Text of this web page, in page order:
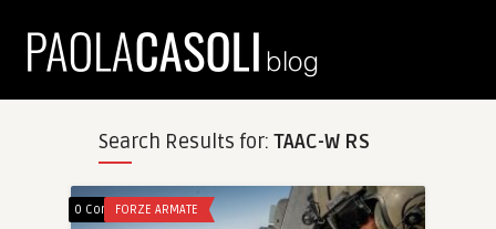
Search Results for: TAAC-W RS
0 CommentsFORZE ARMATE